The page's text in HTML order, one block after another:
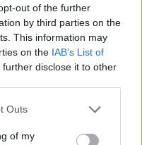
out of the further
by third parties on the
This information may
on the IAB’s List of
further disclose it to other
one or more Google
You may click to
Outs
of my
ÉS